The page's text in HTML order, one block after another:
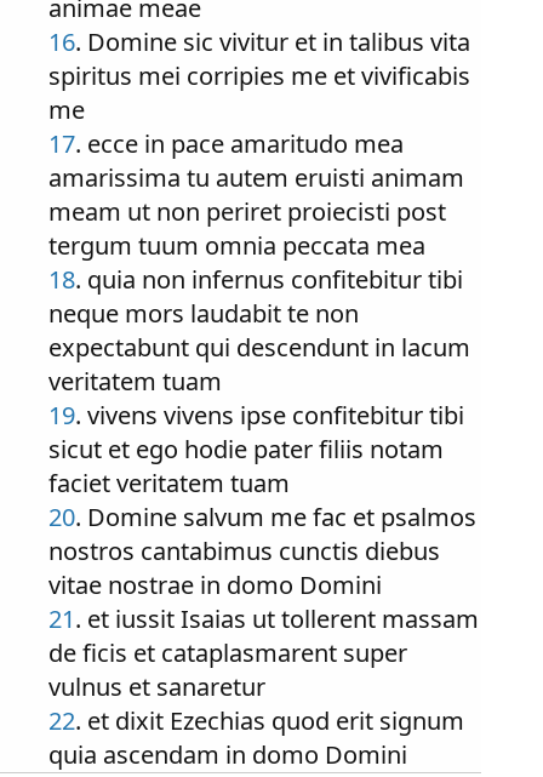
animae meae
16. Domine sic vivitur et in talibus vita
spiritus mei corripies me et vivificabis
me
17. ecce in pace amaritudo mea
amarissima tu autem eruisti animam
meam ut non periret proiecisti post
tergum tuum omnia peccata mea
18. quia non infernus confitebitur tibi
neque mors laudabit te non
expectabunt qui descendunt in lacum
veritatem tuam
19. vivens vivens ipse confitebitur tibi
sicut et ego hodie pater filiis notam
faciet veritatem tuam
20. Domine salvum me fac et psalmos
nostros cantabimus cunctis diebus
vitae nostrae in domo Domini
21. et iussit Isaias ut tollerent massam
de ficis et cataplasmarent super
vulnus et sanaretur
22. et dixit Ezechias quod erit signum
quia ascendam in domo Domini